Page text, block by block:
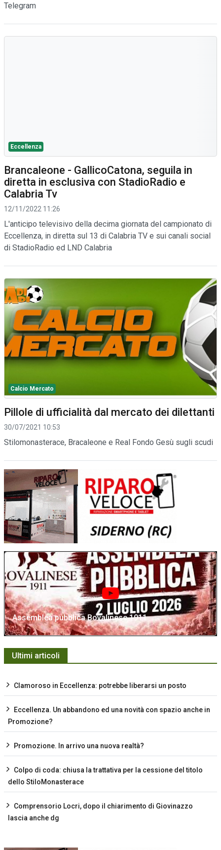
Telegram
Eccellenza
Brancaleone - GallicoCatona, seguila in
diretta in esclusiva con StadioRadio e
Calabria Tv
12/11/2022 11:26
L'anticipo televisivo della decima giornata del campionato di
Eccellenza, in diretta sul 13 di Calabria TV e sui canali social
di StadioRadio ed LND Calabria
Calcio Mercato
Pillole di ufficialità dal mercato dei dilettanti
30/07/2021 10:53
Stilomonasterace, Bracaleone e Real Fondo Gesù sugli scudi
Assemblea pubblica Bovalinese 1911
Ultimi articoli
Clamoroso in Eccellenza: potrebbe liberarsi un posto
Eccellenza. Un abbandono ed una novità con spazio anche in
Promozione?
Promozione. In arrivo una nuova realtà?
Colpo di coda: chiusa la trattativa per la cessione del titolo
dello StiloMonasterace
Comprensorio Locri, dopo il chiarimento di Giovinazzo
lascia anche dg